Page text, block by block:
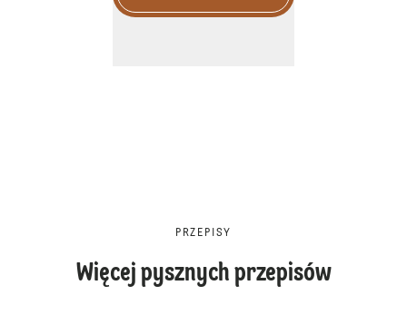
PRZEPISY
Więcej pysznych przepisów